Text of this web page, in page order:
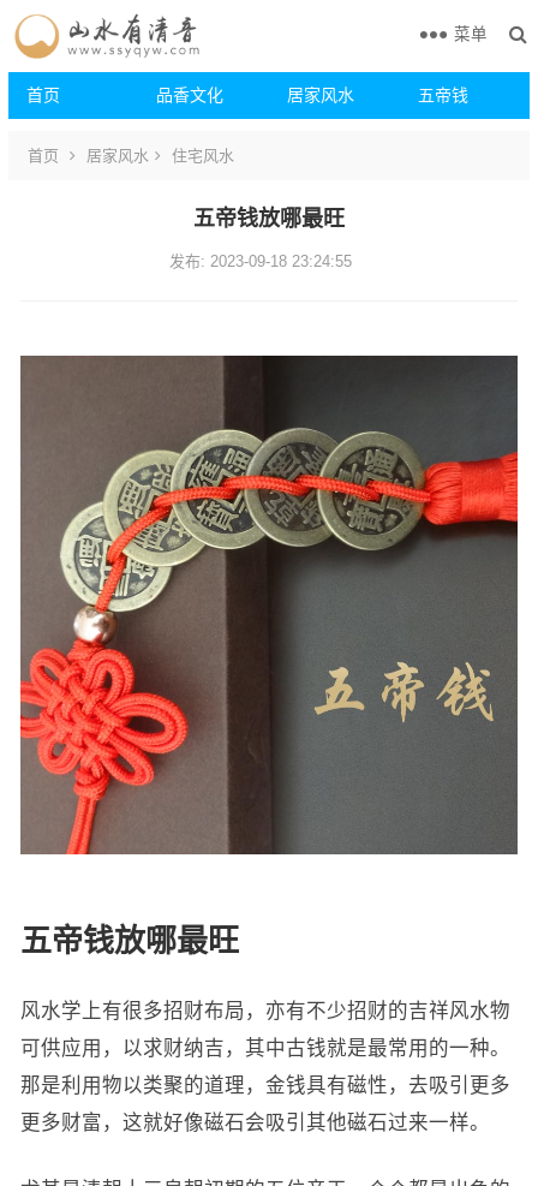
首页 品香文化 居家风水 五帝钱
菜单
首页 居家风水 住宅风水
五帝钱放哪最旺
发布: 2023-09-18 23:24:55
五帝钱放哪最旺
风水学上有很多招财布局，亦有不少招财的吉祥风水物
可供应用，以求财纳吉，其中古钱就是最常用的一种。
那是利用物以类聚的道理，金钱具有磁性，去吸引更多
更多财富，这就好像磁石会吸引其他磁石过来一样。